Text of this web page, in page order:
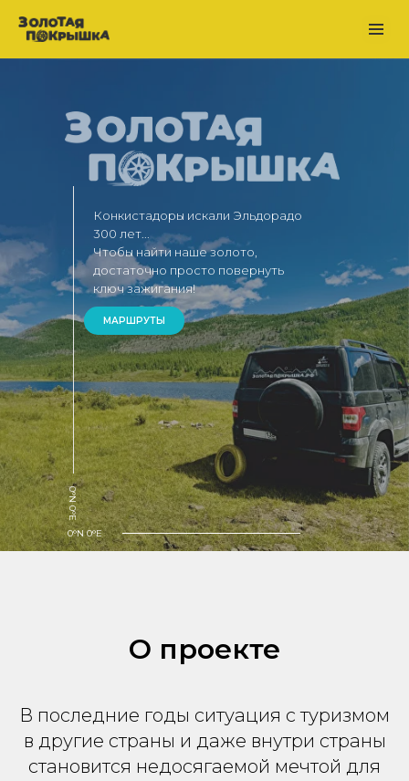
Конкистадоры искали Эльдорадо
300 лет...
Чтобы найти наше золото,
достаточно просто повернуть
ключ зажигания!
0°N 0°E
0°N 0°E
МАРШРУТЫ
О проекте
В последние годы ситуация с туризмом
в другие страны и даже внутри страны
становится недосягаемой мечтой для